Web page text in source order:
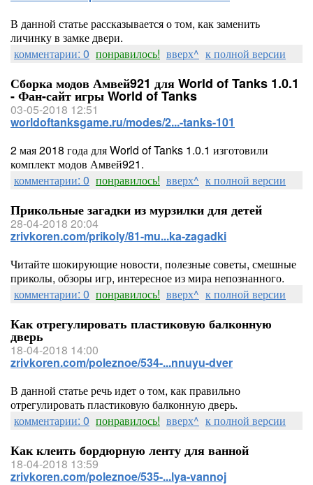
В данной статье рассказывается о том, как заменить
личинку в замке двери.
комментарии: 0 понравилось! вверх^ к полной версии
Сборка модов Амвей921 для World of Tanks 1.0.1
- Фан-сайт игры World of Tanks
03-05-2018 12:51
worldoftanksgame.ru/modes/2...-tanks-101
2 мая 2018 года для World of Tanks 1.0.1 изготовили
комплект модов Амвей921.
комментарии: 0 понравилось! вверх^ к полной версии
Прикольные загадки из мурзилки для детей
28-04-2018 20:04
zrivkoren.com/prikoly/81-mu...ka-zagadki
Читайте шокирующие новости, полезные советы, смешные
приколы, обзоры игр, интересное из мира непознанного.
комментарии: 0 понравилось! вверх^ к полной версии
Как отрегулировать пластиковую балконную
дверь
18-04-2018 14:00
zrivkoren.com/poleznoe/534-...nnuyu-dver
В данной статье речь идет о том, как правильно
отрегулировать пластиковую балконную дверь.
комментарии: 0 понравилось! вверх^ к полной версии
Как клеить бордюрную ленту для ванной
18-04-2018 13:59
zrivkoren.com/poleznoe/535-...lya-vannoj